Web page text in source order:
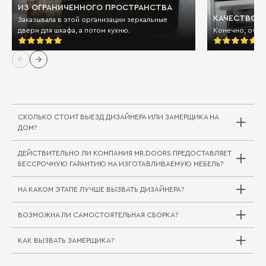
ИЗ ОГРАНИЧЕННОГО ПРОСТРАНСТВА
Заказывала в этой организации зеркальные
двери для шкафа, а потом кухню.
КАЧЕСТВО
Конечно,
СКОЛЬКО СТОИТ ВЫЕЗД ДИЗАЙНЕРА ИЛИ ЗАМЕРЩИКА НА
ДОМ?
Выезд дизайнера/замерщика в компании
требуется выехать на отдаленное расстояние
за пределы города или в другой город/
регион, может взиматься плата за проезд
специалиста. Сама услуга замера при этом
бесплатна.
ДЕЙСТВИТЕЛЬНО ЛИ КОМПАНИЯ MR.DOORS ПРЕДОСТАВЛЯЕТ
БЕССРОЧНУЮ ГАРАНТИЮ НА ИЗГОТАВЛИВАЕМУЮ МЕБЕЛЬ?
Совершенно верно. На мебельные комплекты
для жилой и кухонной зоны Mr.Doors
предоставляется бессрочная гарантия.
Подробнее об этом вы можете прочитать
НА КАКОМ ЭТАПЕ ЛУЧШЕ ВЫЗВАТЬ ДИЗАЙНЕРА?
Вызвать дизайнера можно на любом этапе
строительных работ, но следует учитывать
ВОЗМОЖНА ЛИ САМОСТОЯТЕЛЬНАЯ СБОРКА?
Самостоятельная сборка (как и доставка) не
КАК ВЫЗВАТЬ ЗАМЕРЩИКА?